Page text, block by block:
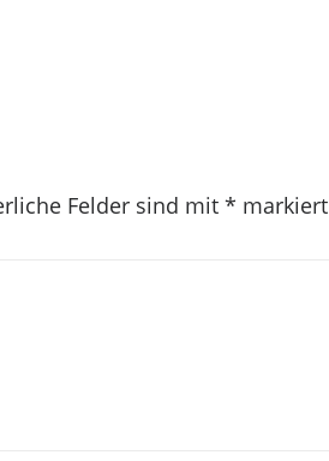
Felder sind mit * markiert